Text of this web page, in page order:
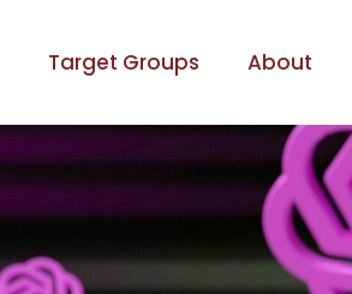
Target Groups About